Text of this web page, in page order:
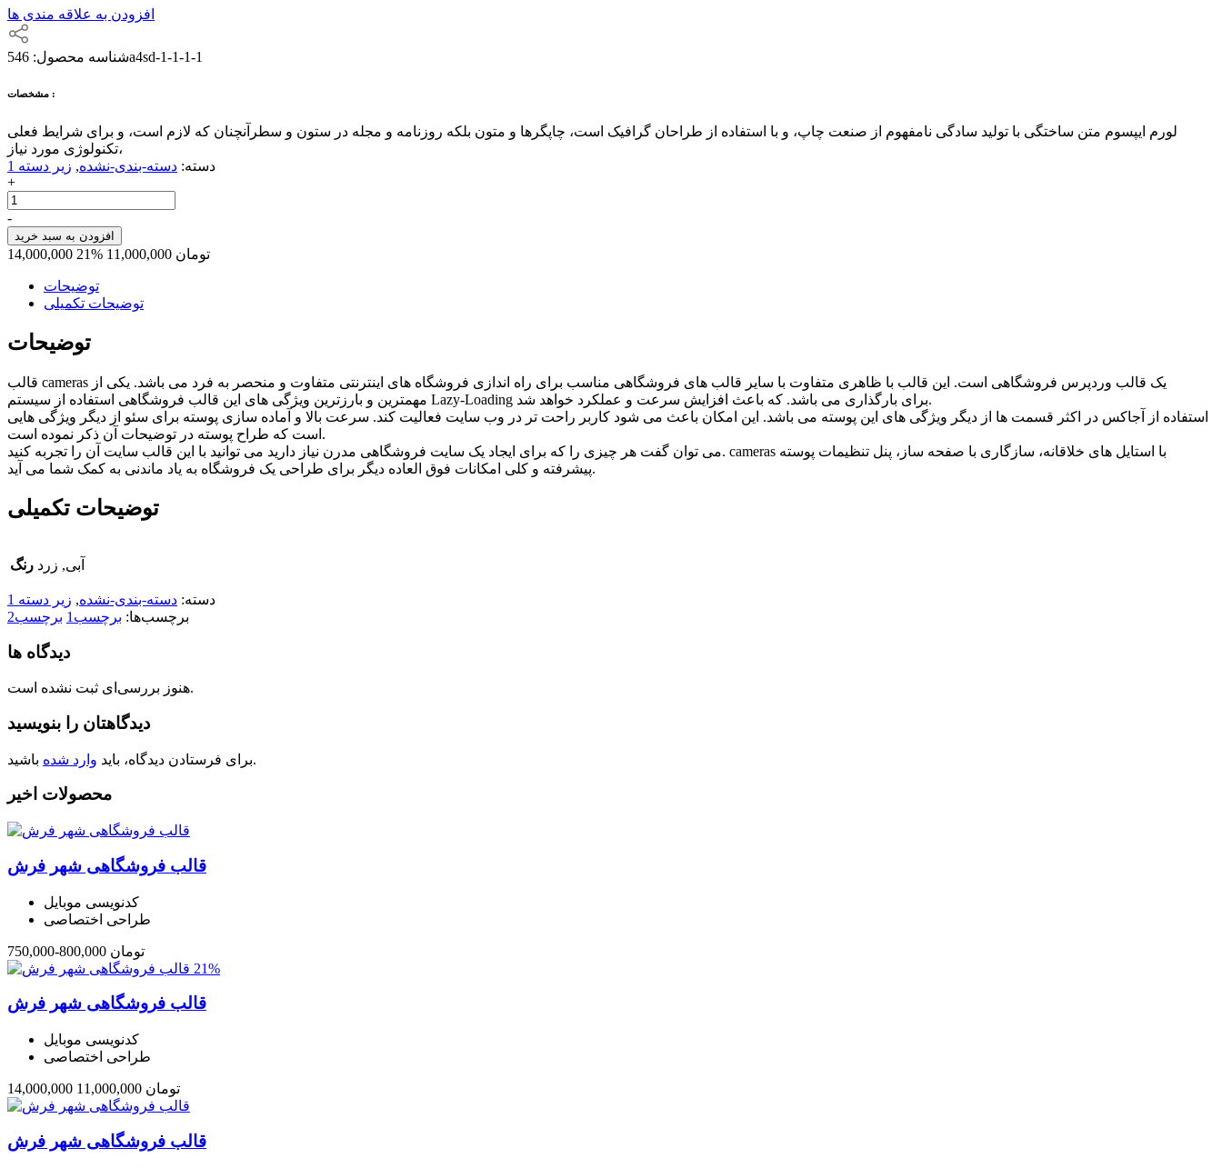
افزودن به علاقه مندی ها
شناسه محصول:546a4sd-1-1-1-1
مشخصات :
لورم ایپسوم متن ساختگی با تولید سادگی نامفهوم از صنعت چاپ، و با استفاده از طراحان گرافیک است، چاپگرها و متون بلکه روزنامه و مجله در ستون و سطرآنچنان که لازم است، و برای شرایط فعلی
تکنولوژی مورد نیاز،
دسته: دسته-بندی-نشده, زیر دسته 1
+
قالب
فروشگاهی
شهر
فرش
-
افزودن به سبد خرید
14,000,000 21% 11,000,000 تومان
توضیحات
توضیحات تکمیلی
توضیحات
قالب cameras یک قالب وردپرس فروشگاهی است. این قالب با ظاهری متفاوت با سایر قالب های فروشگاهی مناسب برای راه اندازی فروشگاه های اینترنتی متفاوت و منحصر به فرد می باشد. یکی از
مهمترین و بارزترین ویژگی های این قالب فروشگاهی استفاده از سیستم Lazy-Loading برای بارگذاری می باشد. که باعث افزایش سرعت و عملکرد خواهد شد.
استفاده از آجاکس در اکثر قسمت ها از دیگر ویژگی های این پوسته می باشد. این امکان باعث می شود کاربر راحت تر در وب سایت فعالیت کند. سرعت بالا و آماده سازی پوسته برای سئو از دیگر ویژگی هایی
است که طراح پوسته در توضیحات آن ذکر نموده است.
می توان گفت هر چیزی را که برای ایجاد یک سایت فروشگاهی مدرن نیاز دارید می توانید با این قالب سایت آن را تجربه کنید. cameras با استایل های خلاقانه، سازگاری با صفحه ساز، پنل تنظیمات پوسته
پیشرفته و کلی امکانات فوق العاده دیگر برای طراحی یک فروشگاه به یاد ماندنی به کمک شما می آید.
توضیحات تکمیلی
رنگ آبی, زرد
دسته: دسته-بندی-نشده, زیر دسته 1
برچسب‌ها: برچسب1 برچسب2
دیدگاه ها
هنوز بررسی‌ای ثبت نشده است.
دیدگاهتان را بنویسید
برای فرستادن دیدگاه، باید وارد شده باشید.
محصولات اخیر
این
محصول
دارای
انواع
می
باشد.
ها
است
محصول
انتخاب
قالب فروشگاهی شهر فرش
کدنویسی موبایل
طراحی اختصاصی
750,000-800,000 تومان
21%
قالب فروشگاهی شهر فرش
کدنویسی موبایل
طراحی اختصاصی
14,000,000 11,000,000 تومان
قالب فروشگاهی شهر فرش